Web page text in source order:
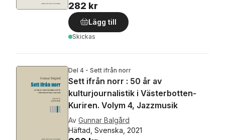
282 kr
Lägg till
Skickas
Del 4 - Sett ifrån norr
Sett ifrån norr : 50 år av
kulturjournalistik i Västerbotten-
Kuriren. Volym 4, Jazzmusik
Av Gunnar Balgård
Häftad, Svenska, 2021